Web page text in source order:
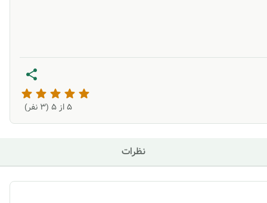
5از ۵ ( 3 نفر)
نظرات